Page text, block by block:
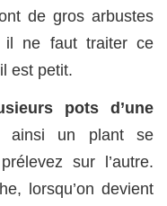
de gros arbustes
il ne faut traiter ce
est petit.
pots d’une
un plant se
sur l’autre.
lorsqu’on devient